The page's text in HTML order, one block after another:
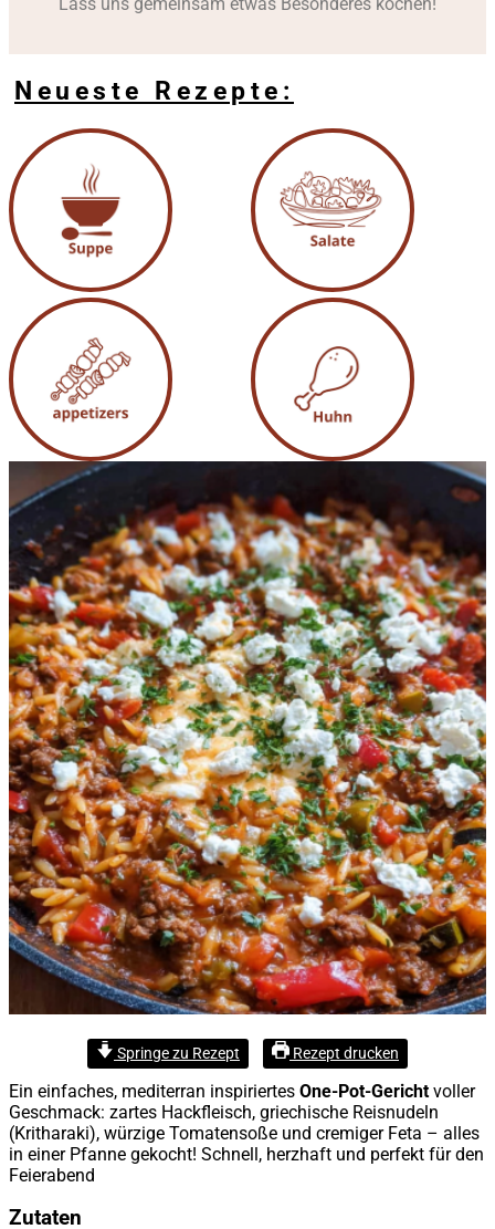
Neueste Rezepte:
Springe zu Rezept Rezept drucken
Ein einfaches, mediterran inspiriertes One-Pot-Gericht voller
Geschmack: zartes Hackfleisch, griechische Reisnudeln
(Kritharaki), würzige Tomatensoße und cremiger Feta – alles
in einer Pfanne gekocht! Schnell, herzhaft und perfekt für den
Feierabend
Zutaten